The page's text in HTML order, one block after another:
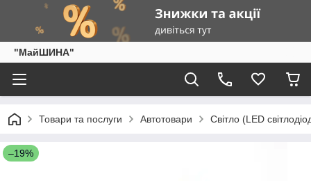
"МайШИНА"
Товари та послуги Автотовари Світло (LED
–19%